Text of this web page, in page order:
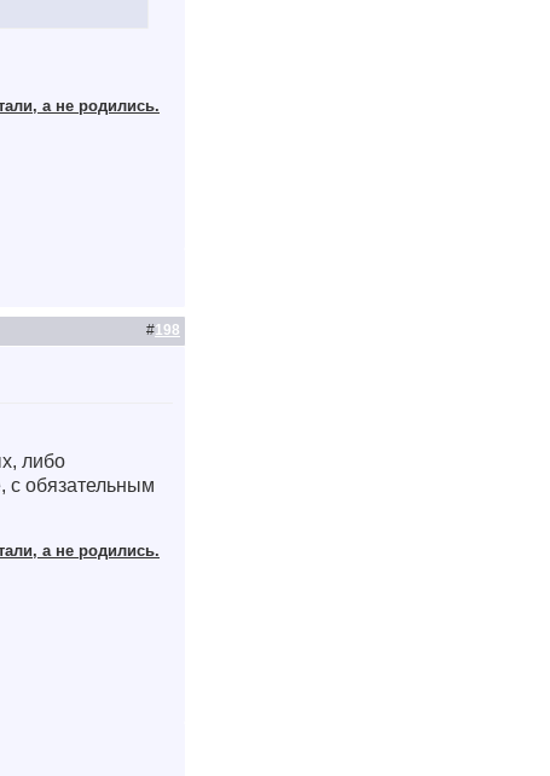
а не родились.
#198
либо
с обязательным
а не родились.